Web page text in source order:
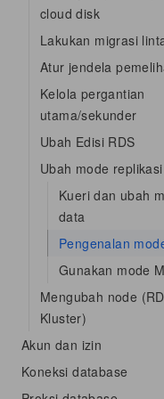
cloud disk
Lakukan migrasi
Atur jendela
Kelola pergantian
utama/sekunder
Ubah Edisi RDS
Ubah mode
Kueri dan ubah
data
Pengenalan
Gunakan mode
Mengubah node
Kluster)
Akun dan izin
Koneksi database